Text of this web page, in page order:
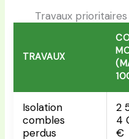
Travaux
TRAVAUX
Isolation
combles
perdus
2
4
€